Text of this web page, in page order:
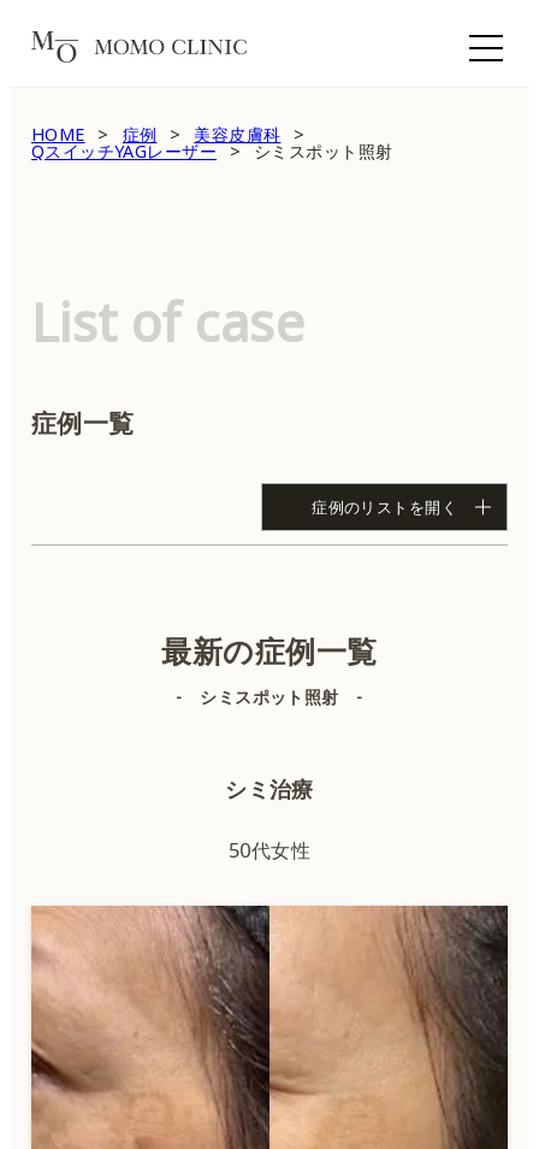
HOME 症例 美容皮膚科
QスイッチYAGレーザー シミスポット照射
List of case
症例一覧
症例のリストを開く
最新の症例一覧
- シミスポット照射 -
シミ治療
50代女性